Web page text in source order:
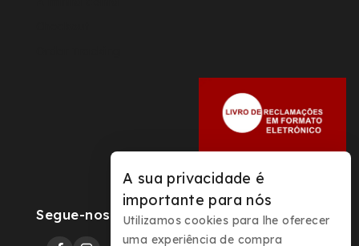
Segue-nos
A sua privacidade é
importante para nós
Utilizamos cookies para lhe oferecer
uma experiência de compra